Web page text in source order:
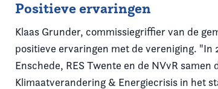
Positieve ervaringen
Klaas Grunder, commissiegriffier van de
positieve ervaringen met de vereniging. "In
Enschede, RES Twente en de NVvR samen
Klimaatverandering & Energiecrisis in het